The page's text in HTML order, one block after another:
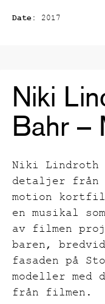
Date: 2017
Niki
Bahr –
Niki
detaljer från
motion
en musikal
av filmen
baren,
fasaden på
modeller med
från filmen.